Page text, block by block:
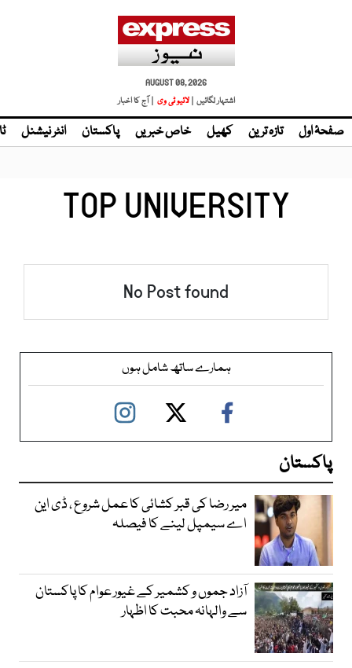
AUGUST 08, 2026
اشتہار لگائیں | لائیو ٹی وی | آج کا اخبار
صفحۂ اول تازہ ترین کھیل خاص خبریں پاکستان انٹر نیشنل
TOP UNIVERSITY
No Post found
ہمارے ساتھ شامل ہوں
پاکستان
میر رضا کی قبر کشائی کا عمل شروع ، ڈی این
اے سیمپل لینے کا فیصلہ
آزاد جموں و کشمیر کے غیور عوام کا پاکستان
سے والہانہ محبت کا اظہار